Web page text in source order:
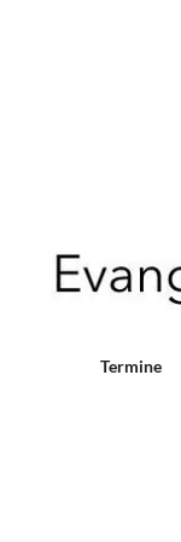
Termine